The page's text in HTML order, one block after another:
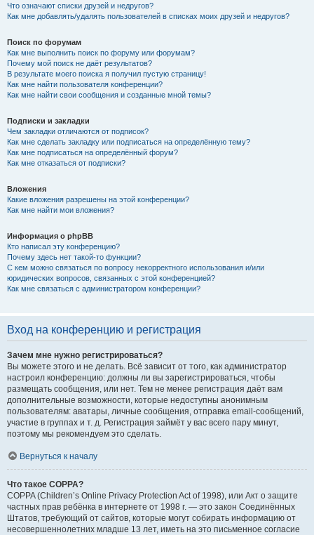
Что означают списки друзей и недругов?
Как мне добавлять/удалять пользователей в списках моих друзей и недругов?
Поиск по форумам
Как мне выполнить поиск по форуму или форумам?
Почему мой поиск не даёт результатов?
В результате моего поиска я получил пустую страницу!
Как мне найти пользователя конференции?
Как мне найти свои сообщения и созданные мной темы?
Подписки и закладки
Чем закладки отличаются от подписок?
Как мне сделать закладку или подписаться на определённую тему?
Как мне подписаться на определённый форум?
Как мне отказаться от подписки?
Вложения
Какие вложения разрешены на этой конференции?
Как мне найти мои вложения?
Информация о phpBB
Кто написал эту конференцию?
Почему здесь нет такой-то функции?
С кем можно связаться по вопросу некорректного использования и/или
юридических вопросов, связанных с этой конференцией?
Как мне связаться с администратором конференции?
Вход на конференцию и регистрация
Зачем мне нужно регистрироваться?
Вы можете этого и не делать. Всё зависит от того, как администратор
настроил конференцию: должны ли вы зарегистрироваться, чтобы
размещать сообщения, или нет. Тем не менее регистрация даёт вам
дополнительные возможности, которые недоступны анонимным
пользователям: аватары, личные сообщения, отправка email-сообщений,
участие в группах и т. д. Регистрация займёт у вас всего пару минут,
поэтому мы рекомендуем это сделать.
Вернуться к началу
Что такое COPPA?
COPPA (Children’s Online Privacy Protection Act of 1998), или Акт о защите
частных прав ребёнка в интернете от 1998 г. — это закон Соединённых
Штатов, требующий от сайтов, которые могут собирать информацию от
несовершеннолетних младше 13 лет, иметь на это письменное согласие